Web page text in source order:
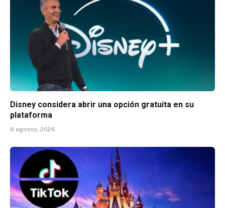
Disney considera abrir una opción gratuita en su
plataforma
6 agosto, 2026